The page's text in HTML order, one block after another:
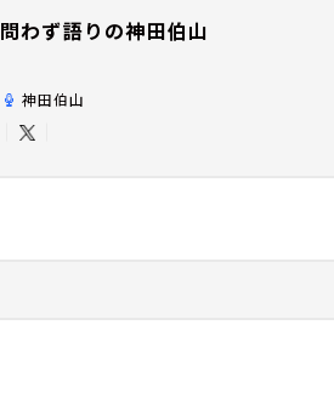
問わず語りの神田伯山
神田伯山